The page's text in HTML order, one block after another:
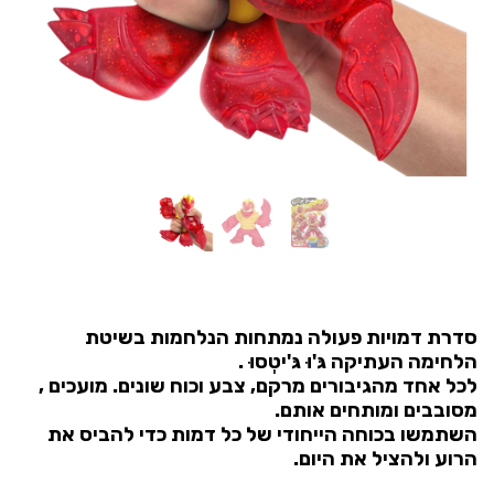
סדרת דמויות פעולה נמתחות הנלחמות בשיטת
הלחימה העתיקה גּ'וּ גּ'יטְסוּ .
לכל אחד מהגיבורים מרקם, צבע וכוח שונים. מועכים ,
מסובבים ומותחים אותם.
השתמשו בכוחה הייחודי של כל דמות כדי להביס את
הרוע ולהציל את היום.